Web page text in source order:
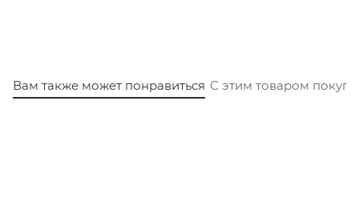
Вам также может понравиться С этим товаром